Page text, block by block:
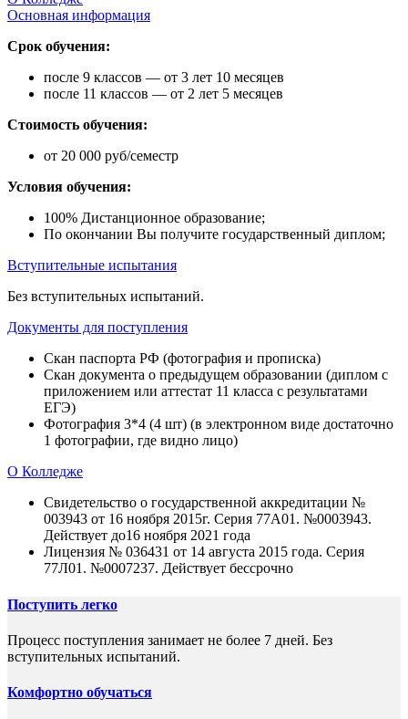
Основная информация
Срок обучения:
после 9 классов — от 3 лет 10 месяцев
после 11 классов — от 2 лет 5 месяцев
Стоимость обучения:
от 20 000 руб/семестр
Условия обучения:
100% Дистанционное образование;
По окончании Вы получите государственный диплом;
Вступительные испытания
Без вступительных испытаний.
Документы для поступления
Скан паспорта РФ (фотография и прописка)
Скан документа о предыдущем образовании (диплом с
приложением или аттестат 11 класса с результатами
ЕГЭ)
Фотография 3*4 (4 шт) (в электронном виде достаточно
1 фотографии, где видно лицо)
О Колледже
Свидетельство о государственной аккредитации №
003943 от 16 ноября 2015г. Серия 77А01. №0003943.
Действует до16 ноября 2021 года
Лицензия № 036431 от 14 августа 2015 года. Серия
77Л01. №0007237. Действует бессрочно
Поступить легко
Процесс поступления занимает не более 7 дней. Без
вступительных испытаний.
Комфортно обучаться